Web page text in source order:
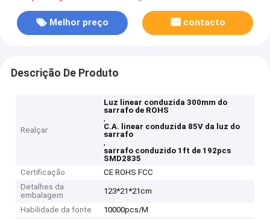
Melhor preço contacto
Descrição De Produto
Realçar
Luz linear conduzida 300mm do
sarrafo de ROHS
,
C.A. linear conduzida 85V da luz do
sarrafo
,
sarrafo conduzido 1ft de 192pcs
SMD2835
Certificação
CE ROHS FCC
Detalhes da
embalagem
123*21*21cm
Habilidade da fonte
10000pcs/M